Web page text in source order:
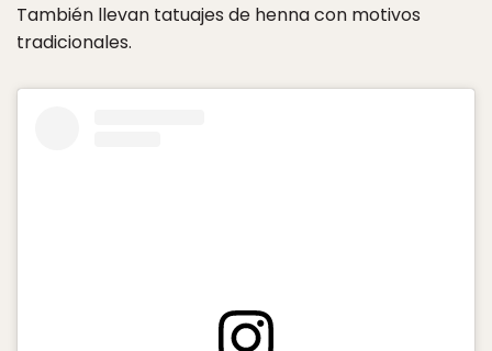
También llevan tatuajes de henna con motivos
tradicionales.